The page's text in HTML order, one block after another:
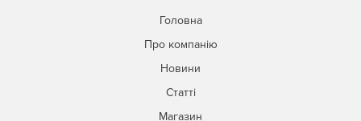
Головна
Про компанію
Новини
Статті
Магазин